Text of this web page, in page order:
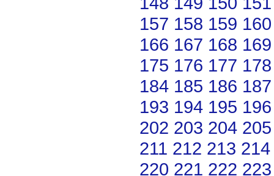
157 158 159 160
166 167 168 169
175 176 177 178
184 185 186 187
193 194 195 196
202 203 204 205
211 212 213 214
220 221 222 223